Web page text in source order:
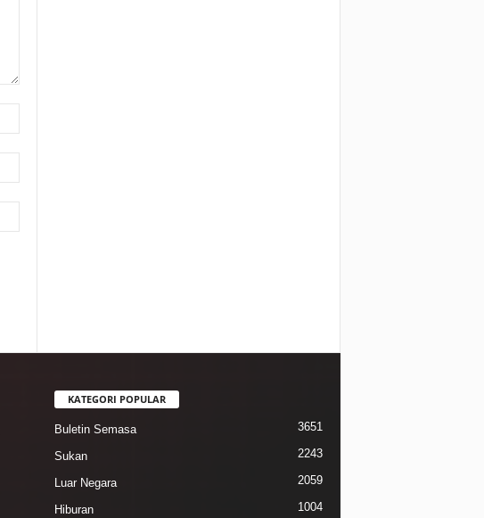
KATEGORI POPULAR
Buletin Semasa 3651
Sukan 2243
Luar Negara 2059
Hiburan 1004